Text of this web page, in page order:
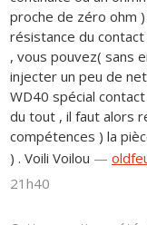
proche de zéro ohm
résistance du
, vous pouvez( sans
injecter un peu de
WD40 spécial
du tout , il faut alors
compétences ) la
) . Voili Voilou —
21h40